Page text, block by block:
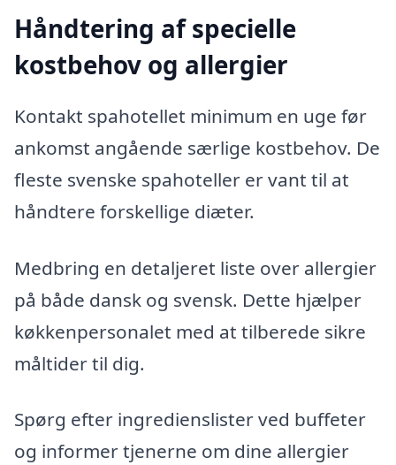
Håndtering af specielle
kostbehov og allergier
Kontakt spahotellet minimum en uge før
ankomst angående særlige kostbehov. De
fleste svenske spahoteller er vant til at
håndtere forskellige diæter.
Medbring en detaljeret liste over allergier
på både dansk og svensk. Dette hjælper
køkkenpersonalet med at tilberede sikre
måltider til dig.
Spørg efter ingredienslister ved buffeter
og informer tjenerne om dine allergier